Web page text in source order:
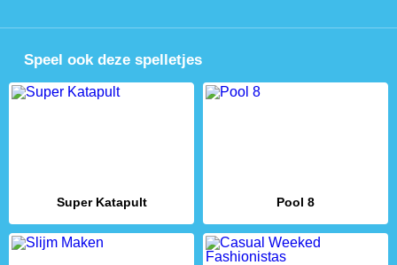
Speel ook deze spelletjes
Super Katapult Pool 8